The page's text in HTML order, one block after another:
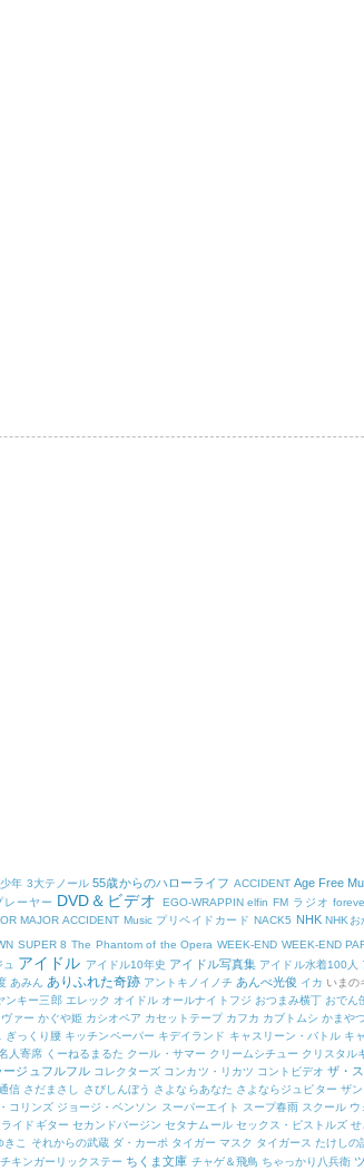
年 3大テノール 55歳からのハローライフ ACCIDENT Age Free
レーヤー DVD＆ビデオ EGO-WRAPPIN elfin FM ラジオ
MAJOR ACCIDENT Music プリペイドカード NACK5 NHK NHKお
SUPER 8 The Phantom of the Opera WEEK-END WEEK-END
アイドル アイドル10年史 アイドル写真集 アイドル水着100人
あみん ありふれた奇跡 アントキノイノチ あんべ光俊 イカ いまの
ンキー三郎 エレック オイドル オールナイトフジ おつまみ横丁 おでん
ァー かぐや姫 カシオペア カセットテープ カフカ カブトムシ かまや
ぎっくり腰 キッチンペーパー キデイランド キャスリーン・バトル キ
人寄席 くーねるまるた クール・サマー クリームシチュー クリスタル
ージュフルフル コレクターズ コンカツ・リカツ コントビデオ ザ・
信 さだまさし さびしんぼう さよならあなた さよならジュピター ザ
コリンズ ジョージ・ベンソン スーパーエイト スープ春雨 スクール ウ
ライドギター セカンドバージン セタナムール セックス・ピストルズ せ
きこ それからの武蔵 ダ・カーポ タイガー マスク タイガース たけしの
チキンガーリックステー ちくま文庫 チャゲ＆飛鳥 ちゃっかり八兵衛